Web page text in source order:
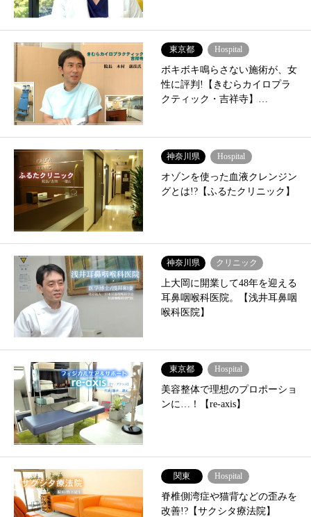
東京都 Hospital
ボキボキ鳴らさない施術が、女
性に評判!【きむらカイロプラ
クティック・吉祥寺】…
神奈川県 Hospital
オゾンを使った血液クレンジン
グとは!?【ふるたクリニック】
神奈川県 クリニック
上大岡に開業して48年を迎える
耳鼻咽喉科医院。【浅井耳鼻咽
喉科医院】
東京都 Hospital
美容整体で理想のプロポーショ
ンに…！【re-axis】
関東 Hospital
脊椎側湾症や猫背などの歪みを
改善!?【サクシタ療法院】